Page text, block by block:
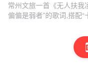
常州文旅一首《无人扶我
偏偏是弱者”的歌词,搭配“